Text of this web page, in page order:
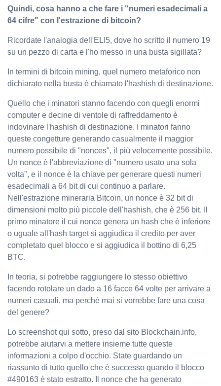
Quindi, cosa hanno a che fare i "numeri esadecimali a
64 cifre" con l'estrazione di bitcoin?
Ricordate l'analogia dell'ELI5, dove ho scritto il numero 19
su un pezzo di carta e l'ho messo in una busta sigillata?
In termini di bitcoin mining, quel numero metaforico non
dichiarato nella busta è chiamato l'hashish di destinazione.
Quello che i minatori stanno facendo con quegli enormi
computer e decine di ventole di raffreddamento è
indovinare l'hashish di destinazione. I minatori fanno
queste congetture generando casualmente il maggior
numero possibile di "nonces", il più velocemente possibile.
Un nonce è l'abbreviazione di "numero usato una sola
volta", e il nonce è la chiave per generare questi numeri
esadecimali a 64 bit di cui continuo a parlare.
Nell'estrazione mineraria Bitcoin, un nonce è 32 bit di
dimensioni molto più piccole dell'hashish, che è 256 bit. Il
primo minatore il cui nonce genera un hash che è inferiore
o uguale all'hash target si aggiudica il credito per aver
completato quel blocco e si aggiudica il bottino di 6,25
BTC.
In teoria, si potrebbe raggiungere lo stesso obiettivo
facendo rotolare un dado a 16 facce 64 volte per arrivare a
numeri casuali, ma perché mai si vorrebbe fare una cosa
del genere?
Lo screenshot qui sotto, preso dal sito Blockchain.info,
potrebbe aiutarvi a mettere insieme tutte queste
informazioni a colpo d'occhio. State guardando un
riassunto di tutto quello che è successo quando il blocco
#490163 è stato estratto. Il nonce che ha generato